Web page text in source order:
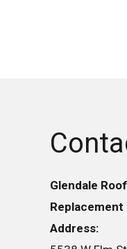
Glendale
Replacement
Address: